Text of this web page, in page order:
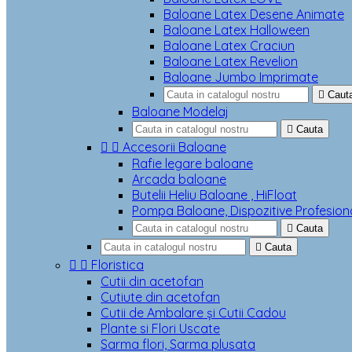
Baloane Latex Desene Animate
Baloane Latex Halloween
Baloane Latex Craciun
Baloane Latex Revelion
Baloane Jumbo Imprimate

Baloane Modelaj
 Cauta
  Accesorii Baloane
Rafie legare baloane
Arcada baloane
Butelii Heliu Baloane , HiFloat
Pompa Baloane, Dispozitive
 Cauta
 Cauta
  Floristica
Cutii din acetofan
Cutiute din acetofan
Cutii de Ambalare și Cutii Cadou
Plante si Flori Uscate
Sarma flori, Sarma plusata